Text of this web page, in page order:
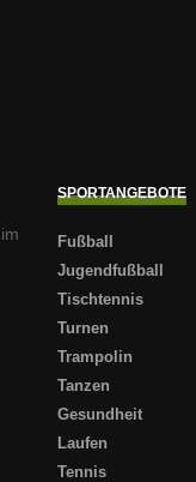
SPORTANGEBOTE
Fußball
Jugendfußball
Tischtennis
Turnen
Trampolin
Tanzen
Gesundheit
Laufen
Tennis